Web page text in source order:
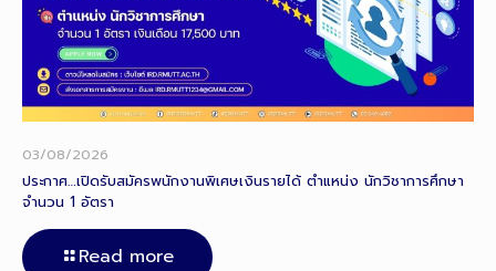
03/08/2026
ประกาศ…เปิดรับสมัครพนักงานพิเศษเงินรายได้ ตำแหน่ง นักวิชาการศึกษา
จำนวน 1 อัตรา
Read more